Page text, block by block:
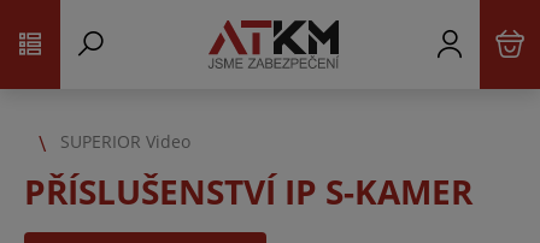
SUPERIOR Video
PŘÍSLUŠENSTVÍ IP S-KAMER